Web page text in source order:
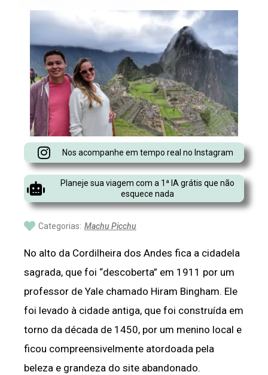
Nos acompanhe em tempo real no Instagram
Planeje sua viagem com a 1ª IA grátis que não
esquece nada
Categorias: Machu Picchu
No alto da Cordilheira dos Andes fica a cidadela
sagrada, que foi “descoberta” em 1911 por um
professor de Yale chamado Hiram Bingham. Ele
foi levado à cidade antiga, que foi construída em
torno da década de 1450, por um menino local e
ficou compreensivelmente atordoada pela
beleza e grandeza do site abandonado.